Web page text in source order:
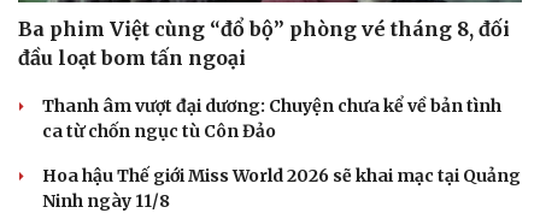
Ba phim Việt cùng “đổ bộ” phòng vé tháng 8, đối
đầu loạt bom tấn ngoại
Thanh âm vượt đại dương: Chuyện chưa kể về bản tình
ca từ chốn ngục tù Côn Đảo
Hoa hậu Thế giới Miss World 2026 sẽ khai mạc tại Quảng
Ninh ngày 11/8